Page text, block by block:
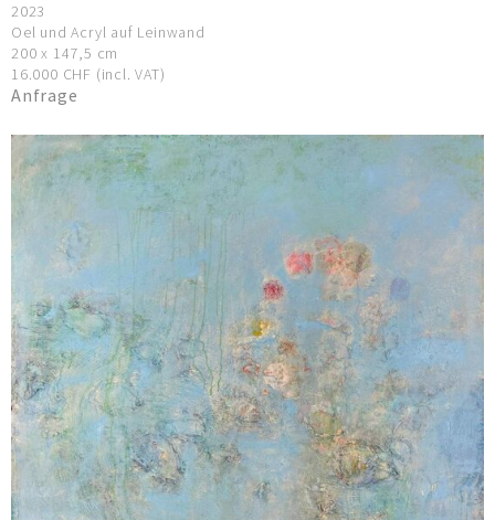
2023
Oel und Acryl auf Leinwand
200 x 147,5 cm
16.000 CHF (incl. VAT)
Anfrage